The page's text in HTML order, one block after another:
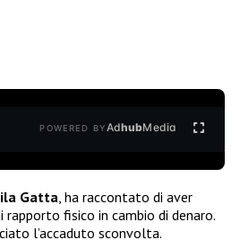
POWERED BYAdhubMedia
Gatta , ha raccontato di aver
fisico in cambio di denaro.
l’accaduto sconvolta.